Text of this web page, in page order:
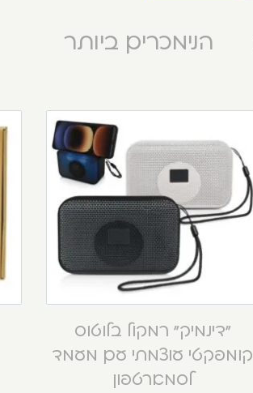
הנימכרים ביותר
“דינמיק” רמקול בלוטוס
קומפקטי עוצמתי עם מעמד
לסמארטפון